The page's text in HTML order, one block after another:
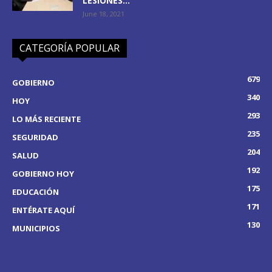
June 18, 2021
CATEGORÍA POPULAR
GOBIERNO
679
HOY
340
LO MÁS RECIENTE
293
SEGURIDAD
235
SALUD
204
GOBIERNO HOY
192
EDUCACIÓN
175
ENTÉRATE AQUÍ
171
MUNICIPIOS
130